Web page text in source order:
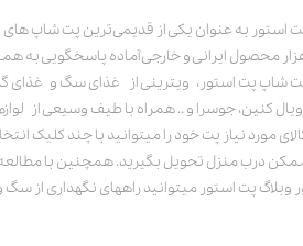
محصول ایرانی و خارجی آماده پاسخگویی به
شاپ پت استور، ویترینی از غذای سگ و غذای
کنین، جوسرا و .. همراه با طیف وسیعی از
مورد نیاز پت خود را میتوانید با چند کلیک
درب منزل تحویل بگیرید. همچنین با
وبلاگ پت استور میتوانید راههای نگهداری از سگ